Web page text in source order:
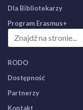
Dla Bibliotekarzy
Program Erasmus+
RODO
Dostępność
Partnerzy
Kontakt